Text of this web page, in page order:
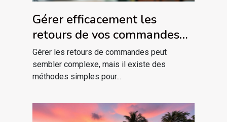
Gérer efficacement les
retours de vos commandes
sans tracas
Gérer les retours de commandes peut
sembler complexe, mais il existe des
méthodes simples pour...